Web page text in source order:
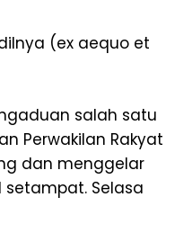
(ex aequo et
salah satu
Perwakilan Rakyat
dan menggelar
setampat. Selasa